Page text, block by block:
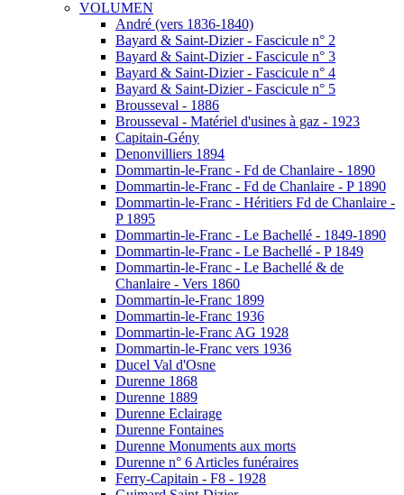
VOLUMEN
André (vers 1836-1840)
Bayard & Saint-Dizier - Fascicule n° 2
Bayard & Saint-Dizier - Fascicule n° 3
Bayard & Saint-Dizier - Fascicule n° 4
Bayard & Saint-Dizier - Fascicule n° 5
Brousseval - 1886
Brousseval - Matériel d'usines à gaz - 1923
Capitain-Gény
Denonvilliers 1894
Dommartin-le-Franc - Fd de Chanlaire - 1890
Dommartin-le-Franc - Fd de Chanlaire - P 1890
Dommartin-le-Franc - Héritiers Fd de Chanlaire -
P 1895
Dommartin-le-Franc - Le Bachellé - 1849-1890
Dommartin-le-Franc - Le Bachellé - P 1849
Dommartin-le-Franc - Le Bachellé & de
Chanlaire - Vers 1860
Dommartin-le-Franc 1899
Dommartin-le-Franc 1936
Dommartin-le-Franc AG 1928
Dommartin-le-Franc vers 1936
Ducel Val d'Osne
Durenne 1868
Durenne 1889
Durenne Eclairage
Durenne Fontaines
Durenne Monuments aux morts
Durenne n° 6 Articles funéraires
Ferry-Capitain - F8 - 1928